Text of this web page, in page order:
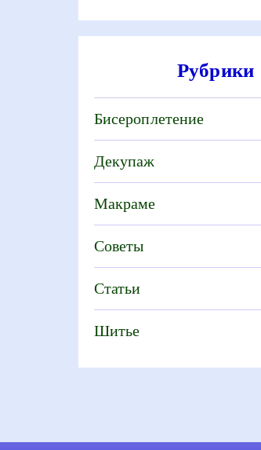
Рубрики
Бисероплетение
Декупаж
Макраме
Советы
Статьи
Шитье